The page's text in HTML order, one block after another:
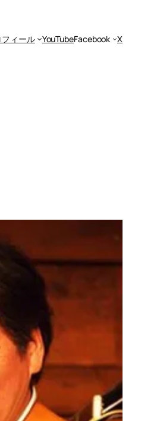
フィール YouTubeFacebook X